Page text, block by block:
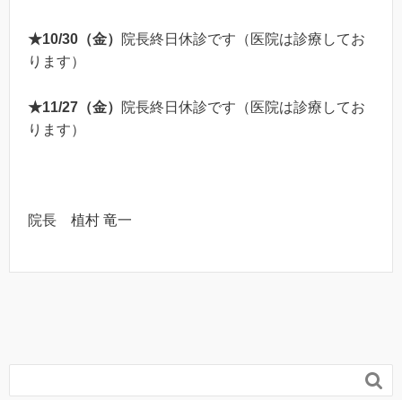
★10/30（金）
院長終日休診です（医院は診療してお
ります）
★11/27（金）
院長終日休診です（医院は診療してお
ります）
院長 植村 竜一
